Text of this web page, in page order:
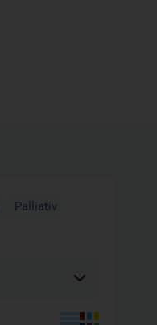
Palliativ